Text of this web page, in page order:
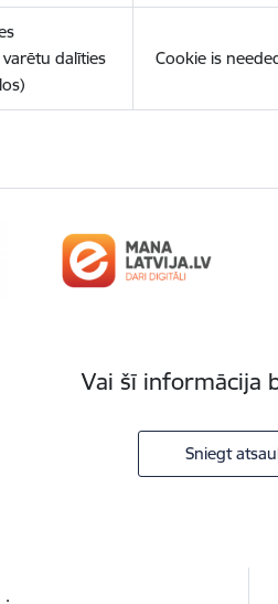
varētu dalīties
Cookie is
Vai šī informācija
Sniegt